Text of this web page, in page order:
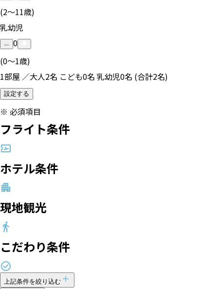
(2〜11歳)
乳幼児
0
(0〜1歳)
1部屋 ／大人2名 こども0名 乳幼児0名 (合計2名)
設定する
※ 必須項目
フライト条件
ホテル条件
現地観光
こだわり条件
上記条件を絞り込む